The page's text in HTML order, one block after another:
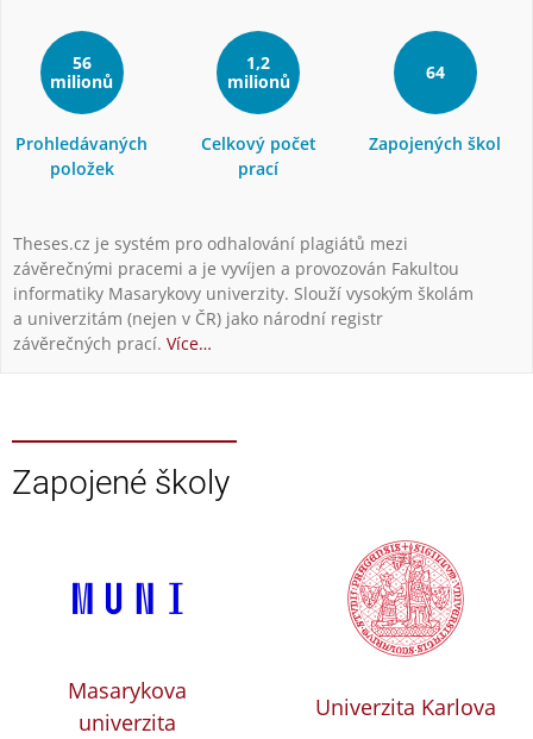
56
milionů
Prohledávaných
položek
1,2
milionů
Celkový počet
prací
64
Zapojených škol
Theses.cz je systém pro odhalování plagiátů mezi
závěrečnými pracemi a je vyvíjen a provozován Fakultou
informatiky Masarykovy univerzity. Slouží vysokým školám
a univerzitám (nejen v ČR) jako národní registr
závěrečných prací. Více…
Zapojené školy
Masarykova
univerzita
Univerzita Karlova